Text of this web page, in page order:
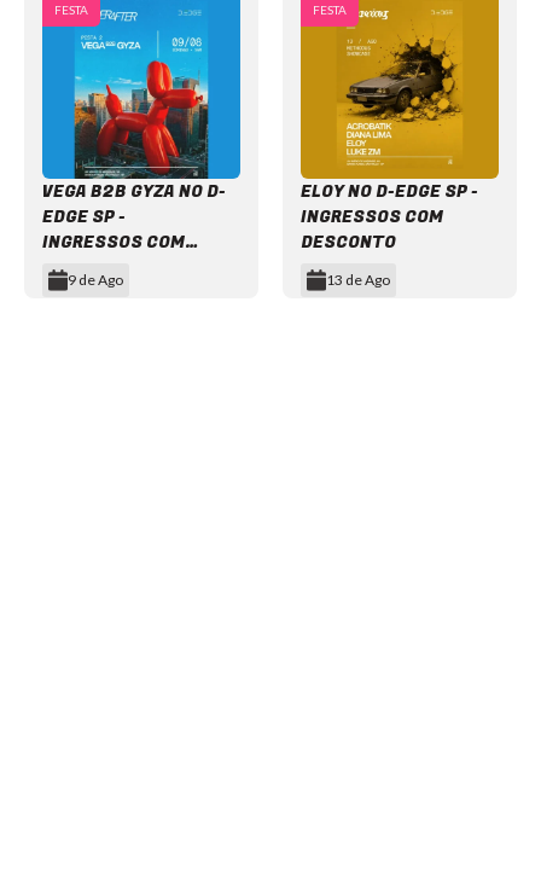
FESTA
VEGA B2B GYZA NO D-
EDGE SP -
INGRESSOS COM
DESCONTO
9 de Ago
FESTA
ELOY NO D-EDGE SP -
INGRESSOS COM
DESCONTO
13 de Ago